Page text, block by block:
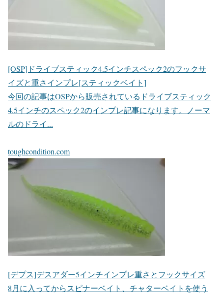
[OSP]ドライブスティック4.5インチスペック2のフックサ
イズと重さインプレ[スティックベイト]
今回の記事はOSPから販売されているドライブスティック
4.5インチのスペック2のインプレ記事になります。ノーマ
ルのドライ...
toughcondition.com
[デプス]デスアダー5インチインプレ重さとフックサイズ
8月に入ってからスピナーベイト、チャターベイトを使う